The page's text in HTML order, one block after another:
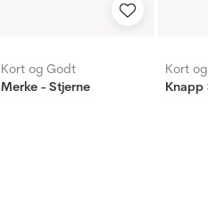
Kort og Godt
Merke - Stjerne
Kort